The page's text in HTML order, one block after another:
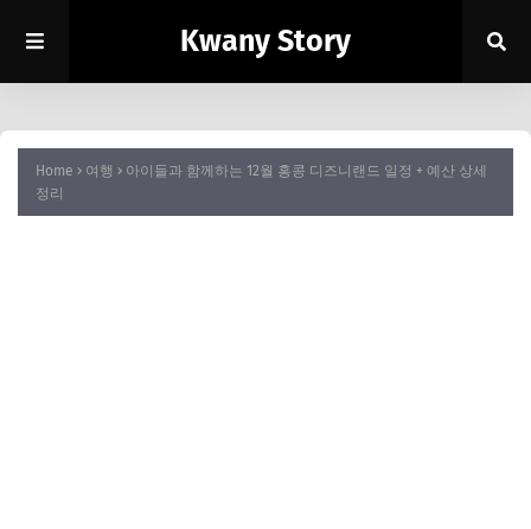
Kwany Story
Home 여행
아이들과 함께하는 12월 홍콩 디즈니랜드 일정 + 예산 상세
정리